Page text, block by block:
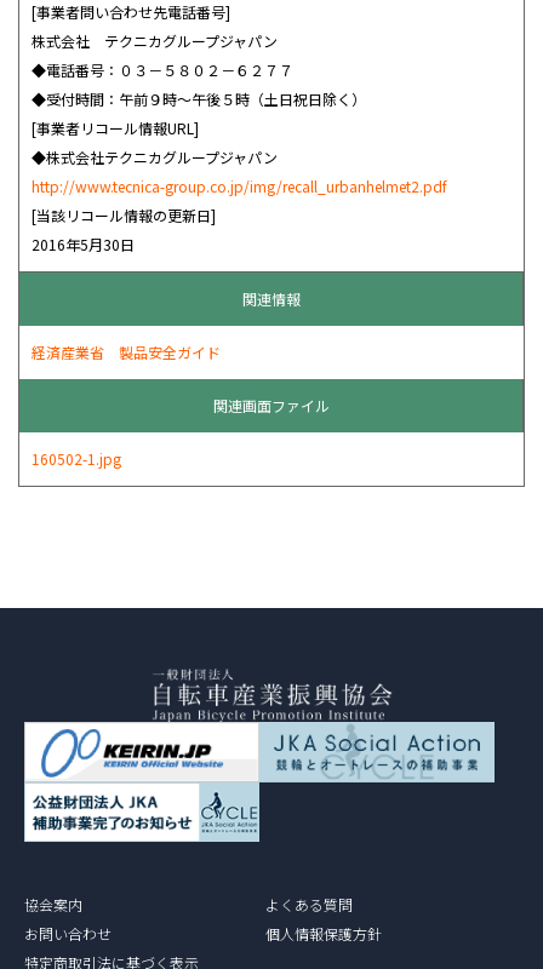
[事業者問い合わせ先電話番号]
株式会社 テクニカグループジャパン
◆電話番号：０３－５８０２－６２７７
◆受付時間：午前９時～午後５時（土日祝日除く）
[事業者リコール情報URL]
◆株式会社テクニカグループジャパン
http://www.tecnica-group.co.jp/img/recall_urbanhelmet2.pdf
[当該リコール情報の更新日]
2016年5月30日
関連情報
経済産業省 製品安全ガイド
関連画面ファイル
160502-1.jpg
協会案内
よくある質問
お問い合わせ
個人情報保護方針
特定商取引法に基づく表示